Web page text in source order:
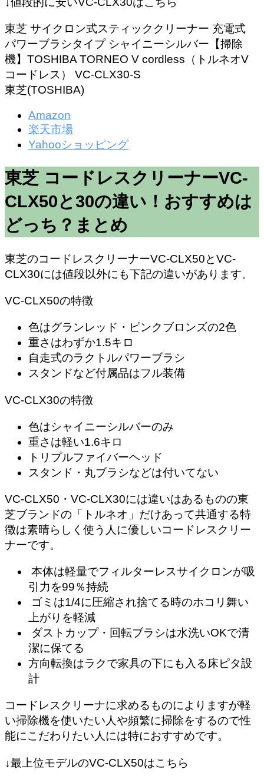
東芝 サイクロン式スティッククリーナー 充電式
パワーブラシタイプ シャイニーシルバー【掃除
機】TOSHIBA TORNEO V cordless（トルネオV
コードレス） VC-CLX30-S
東芝(TOSHIBA)
Amazon
楽天市場
Yahooショッピング
東芝 コードレスクリーナーVC-
CLX50と30の違い！おすすめは
どっち？まとめ
東芝のコードレスクリーナーVC-CLX50とVC-
CLX30には値段以外にも下記の違いがあります。
VC-CLX50の特徴
色はグランレッド・ピンクブロンズの2色
重さはわずか1.5キロ
自走式のラクトルパワーブラシ
スタンドなど付属品はフル装備
VC-CLX30の特徴
色はシャイニーシルバーのみ
重さは軽い1.6キロ
トリプルファイバーヘッド
スタンド・丸ブラシなどは付いてない
VC-CLX50・VC-CLX30には違いはあるものの東
芝ブランドの「トルネオ」だけあって共通する特
徴は素晴らしく使う人に優しいコードレスクリー
ナーです。
本体は軽量でフィルターレスサイクロンが吸
引力を99％持続
ゴミは1/4に圧縮され捨てる時のホコリ舞い
上がりを軽減
ダストカップ・回転ブラシは水洗いOKで清
潔に保てる
方向転換はラクで家具の下にも入る床ピタ設
計
コードレスクリーナに求めるものによりますが軽
い掃除機を使いたい人や頻繁に掃除をするので性
能にこだわりたい人には特におすすめです。
↓最上位モデルのVC-CLX50はこちら